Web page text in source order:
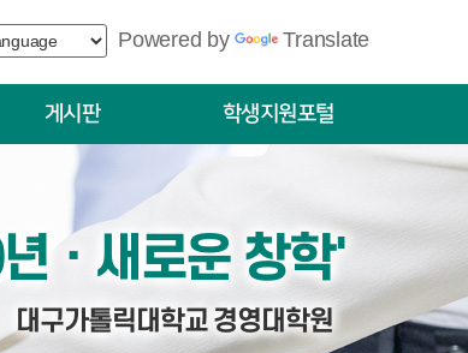
Powered by Translate
게시판 학생지원포털
ㆍ새로운 창학'
대구가톨릭대학교 경영대학원